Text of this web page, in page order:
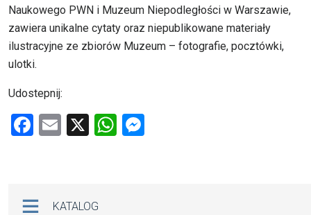
Naukowego PWN i Muzeum Niepodległości w Warszawie,
zawiera unikalne cytaty oraz niepublikowane materiały
ilustracyjne ze zbiorów Muzeum – fotografie, pocztówki,
ulotki.
Udostepnij:
F
E
X
W
KATALOG